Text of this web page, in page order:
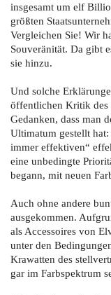
insgesamt um elf
größten
Vergleichen Sie! Wir
Souveränität. Da gibt
sie hinzu.
Und solche
öffentlichen Kritik des
Gedanken, dass man
Ultimatum gestellt
immer effektiven“
eine unbedingte
begann, mit neuen
Auch ohne andere
ausgekommen.
als Accessoires von
unter den
Krawatten des
gar im Farbspektrum